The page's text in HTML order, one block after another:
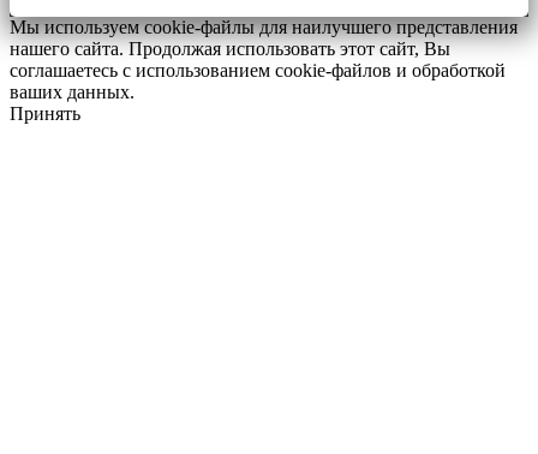
Мы используем cookie-файлы для наилучшего представления
нашего сайта. Продолжая использовать этот сайт, Вы
соглашаетесь с использованием cookie-файлов и обработкой
ваших данных.
Принять